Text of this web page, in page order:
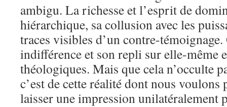
ambigu. La richesse et l’esprit de
hiérarchique, sa collusion avec les
traces visibles d’un contre-
indifférence et son repli sur elle-même
théologiques. Mais que cela n’occulte
c’est de cette réalité dont nous voulons
laisser une impression unilatéralement